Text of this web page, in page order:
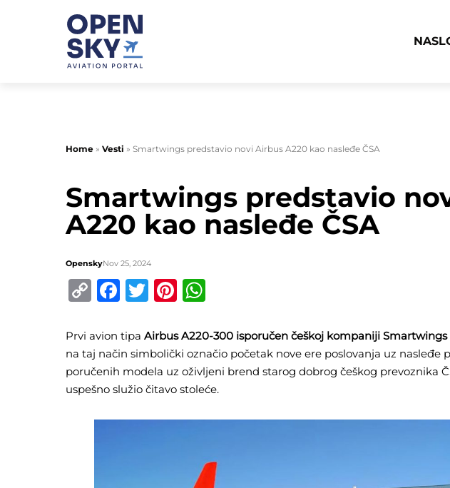
Home » Vesti » Smartwings predstavio novi Airbus A220 kao nasleđe ČSA
Smartwings predstavio
A220 kao nasleđe ČSA
OpenskyNov 25, 2024
CopyFacebook
TwitterPinterest
Prvi avion tipa Airbus A220-300 isporučen češkoj kompaniji Smartwings
na taj način simbolički označio početak nove ere poslovanja uz nasleđe
poručenih modela uz oživljeni brend starog dobrog češkog prevoznika
uspešno služio čitavo stoleće.